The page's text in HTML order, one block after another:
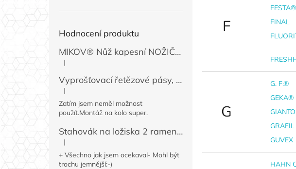
Hodnocení produktu
MIKOV® Nůž kapesní NOŽIČKA 131-NZn-1 zavírací, 74 mm
Hodnocení produktu je 5 z 5 hvězdiček.
|
Vyprošťovací řetězové pásy, 2 ks
Hodnocení produktu je 5 z 5 hvězdiček.
|
Zatím jsem neměl možnost
použít.Montáž na kolo super.
Stahovák na ložiska 2 ramenný MINI 50 / 60 mm
Hodnocení produktu je 4 z 5 hvězdiček.
|
+ Všechno jak jsem ocekaval- Mohl být
trochu jemnější:-)
F
FESTA®
FINAL
G
G. F.®
GEKA®
GRAFIL
GUVEX
HAHN